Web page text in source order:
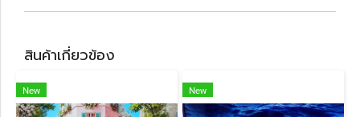
สินค้าเกี่ยวข้อง
New New